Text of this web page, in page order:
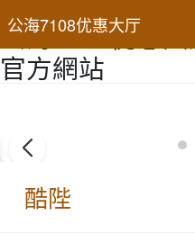
公海7108优惠
官方網站
公海7108优惠大厅
酷陛